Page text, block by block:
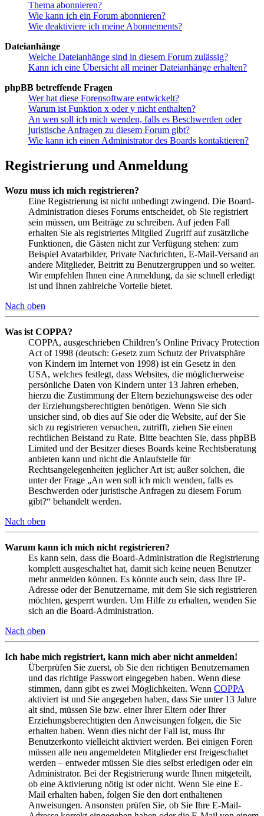
Thema abonnieren?
Wie kann ich ein Forum abonnieren?
Wie deaktiviere ich meine Abonnements?
Dateianhänge
Welche Dateianhänge sind in diesem Forum zulässig?
Kann ich eine Übersicht all meiner Dateianhänge erhalten?
phpBB betreffende Fragen
Wer hat diese Forensoftware entwickelt?
Warum ist Funktion x oder y nicht enthalten?
An wen soll ich mich wenden, falls es Beschwerden oder
juristische Anfragen zu diesem Forum gibt?
Wie kann ich einen Administrator des Boards kontaktieren?
Registrierung und Anmeldung
Wozu muss ich mich registrieren?
Eine Registrierung ist nicht unbedingt zwingend. Die Board-
Administration dieses Forums entscheidet, ob Sie registriert
sein müssen, um Beiträge zu schreiben. Auf jeden Fall
erhalten Sie als registriertes Mitglied Zugriff auf zusätzliche
Funktionen, die Gästen nicht zur Verfügung stehen: zum
Beispiel Avatarbilder, Private Nachrichten, E-Mail-Versand an
andere Mitglieder, Beitritt zu Benutzergruppen und so weiter.
Wir empfehlen Ihnen eine Anmeldung, da sie schnell erledigt
ist und Ihnen zahlreiche Vorteile bietet.
Nach oben
Was ist COPPA?
COPPA, ausgeschrieben Children’s Online Privacy Protection
Act of 1998 (deutsch: Gesetz zum Schutz der Privatsphäre
von Kindern im Internet von 1998) ist ein Gesetz in den
USA, welches festlegt, dass Websites, die möglicherweise
persönliche Daten von Kindern unter 13 Jahren erheben,
hierzu die Zustimmung der Eltern beziehungsweise des oder
der Erziehungsberechtigten benötigen. Wenn Sie sich
unsicher sind, ob dies auf Sie oder die Website, auf der Sie
sich zu registrieren versuchen, zutrifft, ziehen Sie einen
rechtlichen Beistand zu Rate. Bitte beachten Sie, dass phpBB
Limited und der Besitzer dieses Boards keine Rechtsberatung
anbieten kann und nicht die Anlaufstelle für
Rechtsangelegenheiten jeglicher Art ist; außer solchen, die
unter der Frage „An wen soll ich mich wenden, falls es
Beschwerden oder juristische Anfragen zu diesem Forum
gibt?“ behandelt werden.
Nach oben
Warum kann ich mich nicht registrieren?
Es kann sein, dass die Board-Administration die Registrierung
komplett ausgeschaltet hat, damit sich keine neuen Benutzer
mehr anmelden können. Es könnte auch sein, dass Ihre IP-
Adresse oder der Benutzername, mit dem Sie sich registrieren
möchten, gesperrt wurden. Um Hilfe zu erhalten, wenden Sie
sich an die Board-Administration.
Nach oben
Ich habe mich registriert, kann mich aber nicht anmelden!
Überprüfen Sie zuerst, ob Sie den richtigen Benutzernamen
und das richtige Passwort eingegeben haben. Wenn diese
stimmen, dann gibt es zwei Möglichkeiten. Wenn COPPA
aktiviert ist und Sie angegeben haben, dass Sie unter 13 Jahre
alt sind, müssen Sie bzw. einer Ihrer Eltern oder Ihrer
Erziehungsberechtigten den Anweisungen folgen, die Sie
erhalten haben. Wenn dies nicht der Fall ist, muss Ihr
Benutzerkonto vielleicht aktiviert werden. Bei einigen Foren
müssen alle neu angemeldeten Mitglieder erst freigeschaltet
werden – entweder müssen Sie dies selbst erledigen oder ein
Administrator. Bei der Registrierung wurde Ihnen mitgeteilt,
ob eine Aktivierung nötig ist oder nicht. Wenn Sie eine E-
Mail erhalten haben, folgen Sie den dort enthaltenen
Anweisungen. Ansonsten prüfen Sie, ob Sie Ihre E-Mail-